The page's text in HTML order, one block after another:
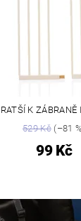
K ZÁBRANĚ
529 Kč(–81
99 Kč